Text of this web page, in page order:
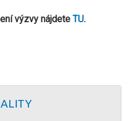
výzvy nájdete TU.